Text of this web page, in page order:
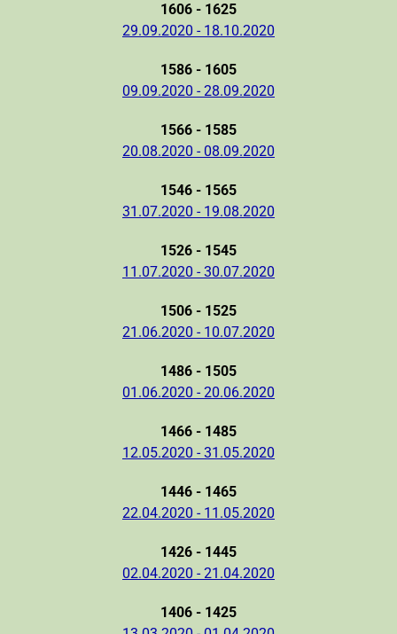
1606 - 1625
29.09.2020 - 18.10.2020
1586 - 1605
09.09.2020 - 28.09.2020
1566 - 1585
20.08.2020 - 08.09.2020
1546 - 1565
31.07.2020 - 19.08.2020
1526 - 1545
11.07.2020 - 30.07.2020
1506 - 1525
21.06.2020 - 10.07.2020
1486 - 1505
01.06.2020 - 20.06.2020
1466 - 1485
12.05.2020 - 31.05.2020
1446 - 1465
22.04.2020 - 11.05.2020
1426 - 1445
02.04.2020 - 21.04.2020
1406 - 1425